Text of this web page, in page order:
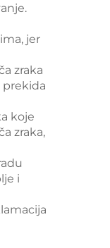
jer
zraka
prekida
koje
zraka,
i